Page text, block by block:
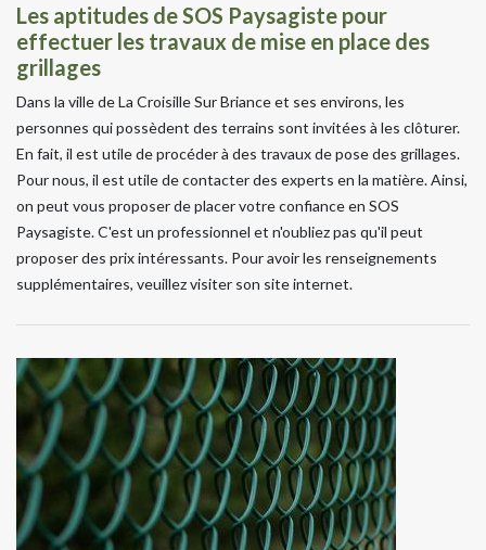
Les aptitudes de SOS Paysagiste pour
effectuer les travaux de mise en place des
grillages
Dans la ville de La Croisille Sur Briance et ses environs, les
personnes qui possèdent des terrains sont invitées à les clôturer.
En fait, il est utile de procéder à des travaux de pose des grillages.
Pour nous, il est utile de contacter des experts en la matière. Ainsi,
on peut vous proposer de placer votre confiance en SOS
Paysagiste. C'est un professionnel et n'oubliez pas qu'il peut
proposer des prix intéressants. Pour avoir les renseignements
supplémentaires, veuillez visiter son site internet.